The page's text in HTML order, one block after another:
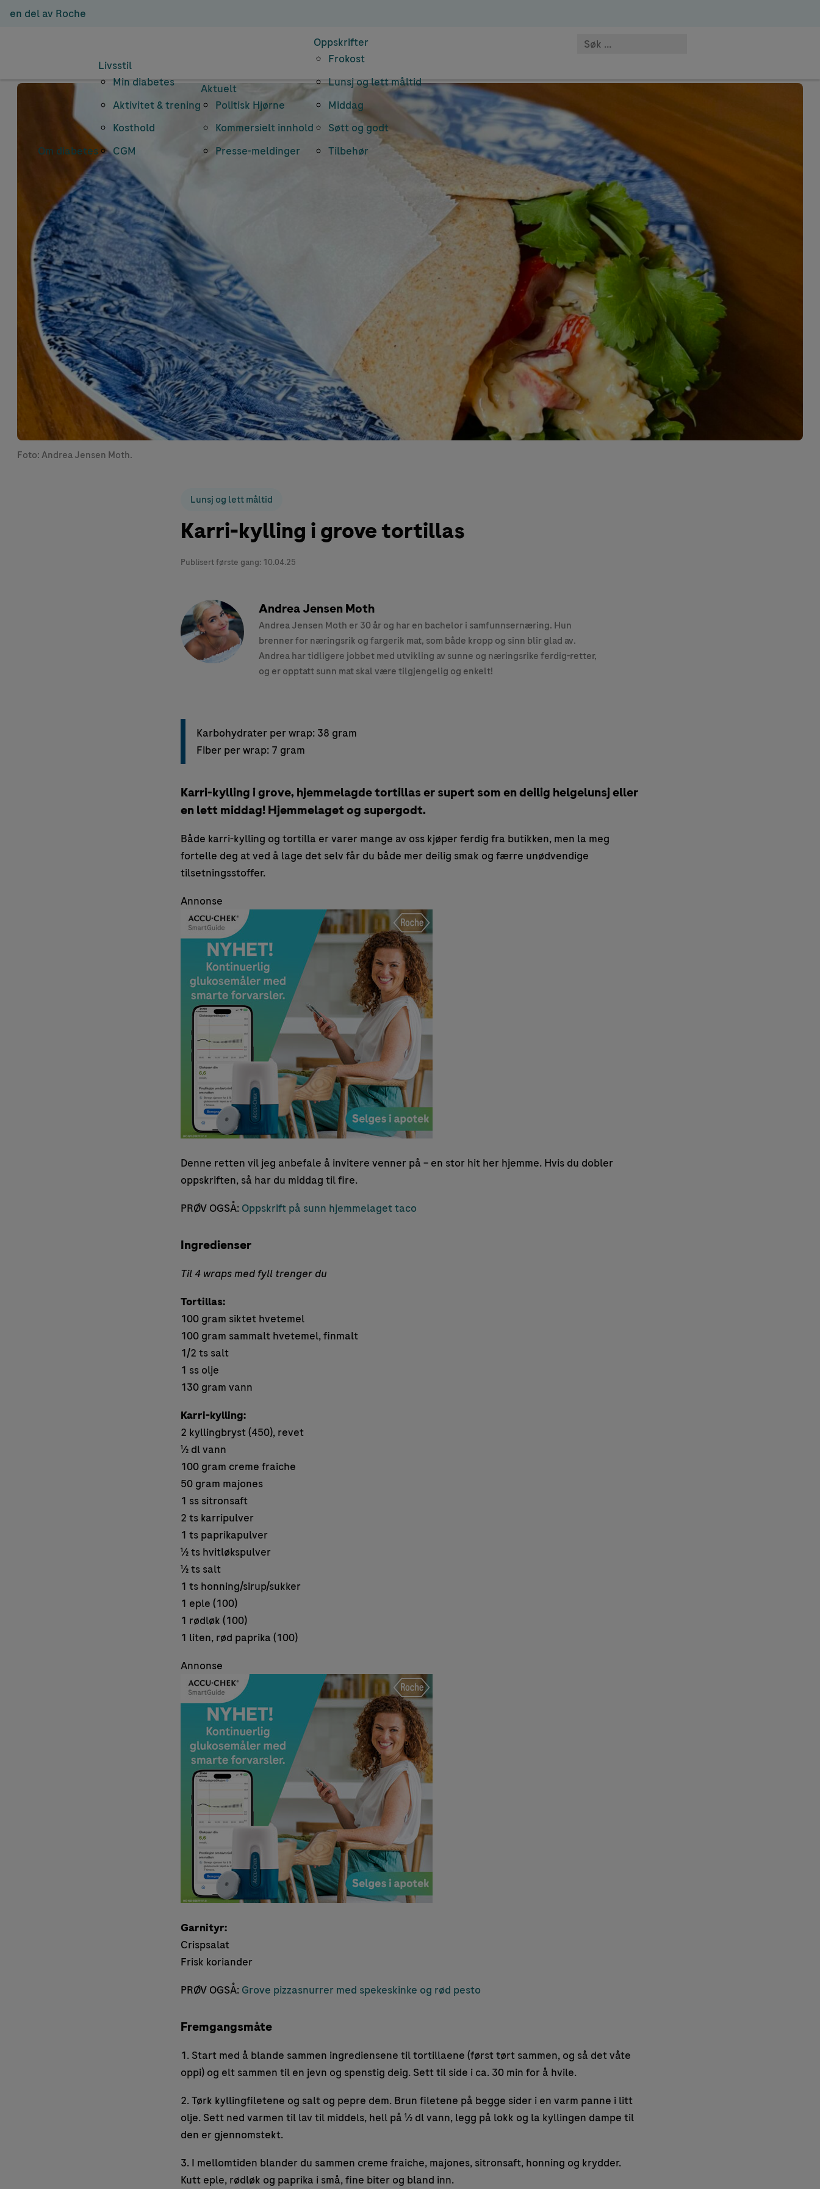
en del av Roche
Om diabetes
Livsstil
Min diabetes
Aktivitet & trening
Kosthold
CGM
Aktuelt
Politisk Hjørne
Kommersielt innhold
Presse-meldinger
Oppskrifter
Frokost
Lunsj og lett måltid
Middag
Søtt og godt
Tilbehør
Foto: Andrea Jensen Moth.
Lunsj og lett måltid
Karri-kylling i grove tortillas
Publisert første gang: 10.04.25
Andrea Jensen Moth
Andrea Jensen Moth er 30 år og har en bachelor i samfunnsernæring. Hun
brenner for næringsrik og fargerik mat, som både kropp og sinn blir glad av.
Andrea har tidligere jobbet med utvikling av sunne og næringsrike ferdig-retter,
og er opptatt sunn mat skal være tilgjengelig og enkelt!
Karbohydrater per wrap: 38 gram
Fiber per wrap: 7 gram
Karri-kylling i grove, hjemmelagde tortillas er supert som en deilig helgelunsj eller
en lett middag! Hjemmelaget og supergodt.
Både karri-kylling og tortilla er varer mange av oss kjøper ferdig fra butikken, men la meg
fortelle deg at ved å lage det selv får du både mer deilig smak og færre unødvendige
tilsetningsstoffer.
Annonse
Denne retten vil jeg anbefale å invitere venner på – en stor hit her hjemme. Hvis du dobler
oppskriften, så har du middag til fire.
PRØV OGSÅ: Oppskrift på sunn hjemmelaget taco
Ingredienser
Til 4 wraps med fyll trenger du
Tortillas:
100 gram siktet hvetemel
100 gram sammalt hvetemel, finmalt
1/2 ts salt
1 ss olje
130 gram vann
Karri-kylling:
2 kyllingbryst (450), revet
½ dl vann
100 gram creme fraiche
50 gram majones
1 ss sitronsaft
2 ts karripulver
1 ts paprikapulver
½ ts hvitløkspulver
½ ts salt
1 ts honning/sirup/sukker
1 eple (100)
1 rødløk (100)
1 liten, rød paprika (100)
Annonse
Garnityr:
Crispsalat
Frisk koriander
PRØV OGSÅ: Grove pizzasnurrer med spekeskinke og rød pesto
Fremgangsmåte
1. Start med å blande sammen ingrediensene til tortillaene (først tørt sammen, og så det våte
oppi) og elt sammen til en jevn og spenstig deig. Sett til side i ca. 30 min for å hvile.
2. Tørk kyllingfiletene og salt og pepre dem. Brun filetene på begge sider i en varm panne i litt
olje. Sett ned varmen til lav til middels, hell på ½ dl vann, legg på lokk og la kyllingen dampe til
den er gjennomstekt.
3. I mellomtiden blander du sammen creme fraiche, majones, sitronsaft, honning og krydder.
Kutt eple, rødløk og paprika i små, fine biter og bland inn.